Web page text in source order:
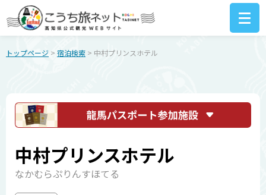
トップページ > 宿泊検索 > 中村プリンスホテル
中村プリンスホテル
なかむらぷりんすほてる